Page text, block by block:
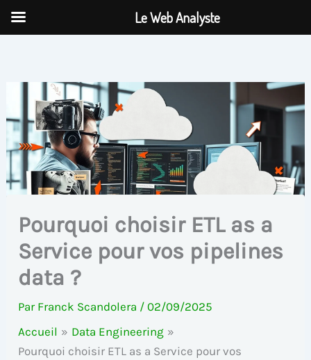
Aller
Pourquoi choisir ETL as a
Service pour vos pipelines
data ?
Par Franck Scandolera /02/09/2025
Accueil
Data Engineering
Pourquoi choisir ETL as a Service pour vos
Le Web Analyste